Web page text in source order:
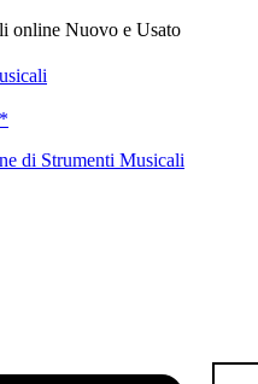
online Nuovo e Usato